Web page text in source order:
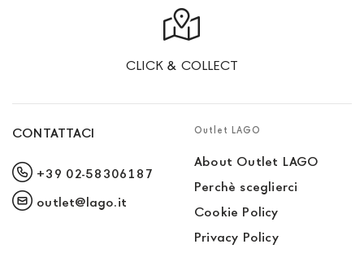
CLICK & COLLECT
CONTATTACI
+39 02-58306187
outlet@lago.it
Outlet LAGO
About Outlet LAGO
Perchè sceglierci
Cookie Policy
Privacy Policy